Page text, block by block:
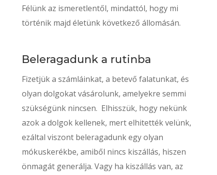
Félünk az ismeretlentől, mindattól, hogy mi
történik majd életünk következő állomásán.
Beleragadunk a rutinba
Fizetjük a számláinkat, a betevő falatunkat, és
olyan dolgokat vásárolunk, amelyekre semmi
szükségünk nincsen. Elhisszük, hogy nekünk
azok a dolgok kellenek, mert elhitették velünk,
ezáltal viszont beleragadunk egy olyan
mókuskerékbe, amiből nincs kiszállás, hiszen
önmagát generálja. Vagy ha kiszállás van, az